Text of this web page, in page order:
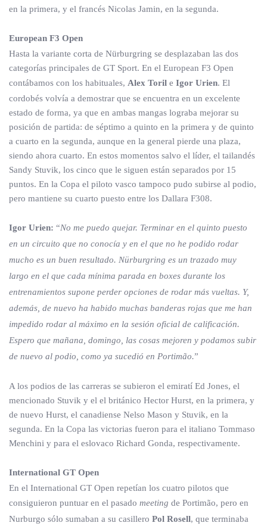
en la primera, y el francés Nicolas Jamin, en la segunda.
European F3 Open
Hasta la variante corta de Nürburgring se desplazaban las dos
categorías principales de GT Sport. En el European F3 Open
contábamos con los habituales, Alex Toril e Igor Urien. El
cordobés volvía a demostrar que se encuentra en un excelente
estado de forma, ya que en ambas mangas lograba mejorar su
posición de partida: de séptimo a quinto en la primera y de quinto
a cuarto en la segunda, aunque en la general pierde una plaza,
siendo ahora cuarto. En estos momentos salvo el líder, el tailandés
Sandy Stuvik, los cinco que le siguen están separados por 15
puntos. En la Copa el piloto vasco tampoco pudo subirse al podio,
pero mantiene su cuarto puesto entre los Dallara F308.
Igor Urien: “No me puedo quejar. Terminar en el quinto puesto
en un circuito que no conocía y en el que no he podido rodar
mucho es un buen resultado. Nürburgring es un trazado muy
largo en el que cada mínima parada en boxes durante los
entrenamientos supone perder opciones de rodar más vueltas. Y,
además, de nuevo ha habido muchas banderas rojas que me han
impedido rodar al máximo en la sesión oficial de calificación.
Espero que mañana, domingo, las cosas mejoren y podamos subir
de nuevo al podio, como ya sucedió en Portimão.”
A los podios de las carreras se subieron el emiratí Ed Jones, el
mencionado Stuvik y el el británico Hector Hurst, en la primera, y
de nuevo Hurst, el canadiense Nelso Mason y Stuvik, en la
segunda. En la Copa las victorias fueron para el italiano Tommaso
Menchini y para el eslovaco Richard Gonda, respectivamente.
International GT Open
En el International GT Open repetían los cuatro pilotos que
consiguieron puntuar en el pasado meeting de Portimão, pero en
Nurburgo sólo sumaban a su casillero Pol Rosell, que terminaba